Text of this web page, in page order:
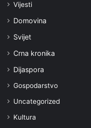
Vijesti
Domovina
Svijet
Crna kronika
Dijaspora
Gospodarstvo
Uncategorized
Kultura